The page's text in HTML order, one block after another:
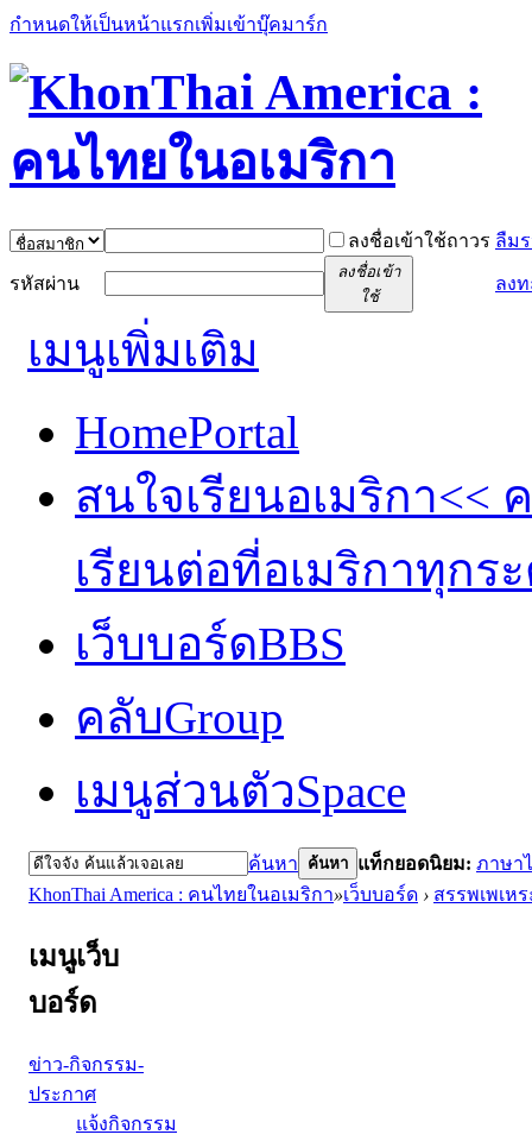
กำหนดให้เป็นหน้าแรกเพิ่มเข้าบุ๊คมาร์ก
ลงชื่อเข้าใช้ถาวร ลืม
รหัสผ่าน
ลงชื่อเข้า
ใช้
ลง
เมนูเพิ่มเติม
HomePortal
สนใจเรียนอเมริกา<<
เรียนต่อที่อเมริกาทุกร
เว็บบอร์ดBBS
คลับGroup
เมนูส่วนตัวSpace
ค้นหา ค้นหา แท็กยอดนิยม: ภาษา
KhonThai America : คนไทยในอเมริกา»เว็บบอร์ด › สรรพเพเหร
เมนูเว็บ
บอร์ด
ข่าว-กิจกรรม-
ประกาศ
แจ้งกิจกรรม